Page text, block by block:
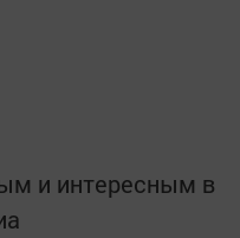
и интересным в